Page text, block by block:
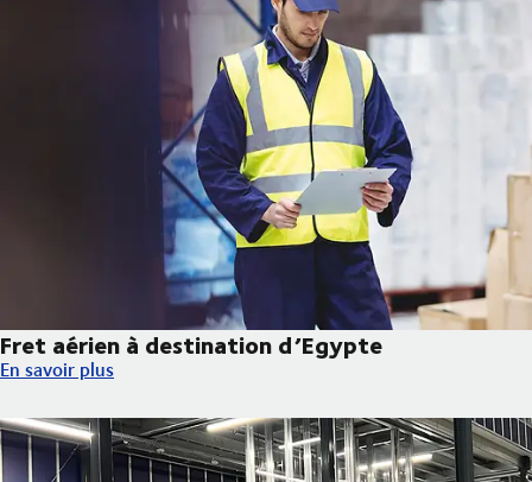
Fret aérien à destination d’Egypte
Fret aérien à destination d’Egypte
En savoir plus